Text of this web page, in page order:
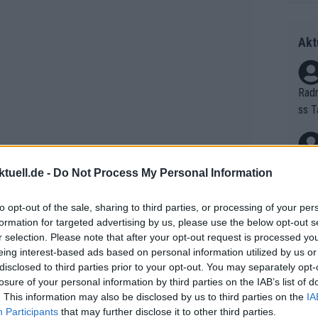
- Do Not Process My Personal Information
opt-out of the sale, sharing to third parties, or processing of your
for targeted advertising by us, please use the below opt-out
selection. Please note that after your opt-out request is processed
interest-based ads based on personal information utilized by us
to third parties prior to your opt-out. You may separately
of your personal information by third parties on the IAB’s list of
This information may also be disclosed by us to third parties on the
Participants that may further disclose it to other third parties.
und nominierte Daniel
Haimar Etxeberria, Callum Thornley,
keinen Evenepoel.
der Flandern-
ss
as
Auf
V?